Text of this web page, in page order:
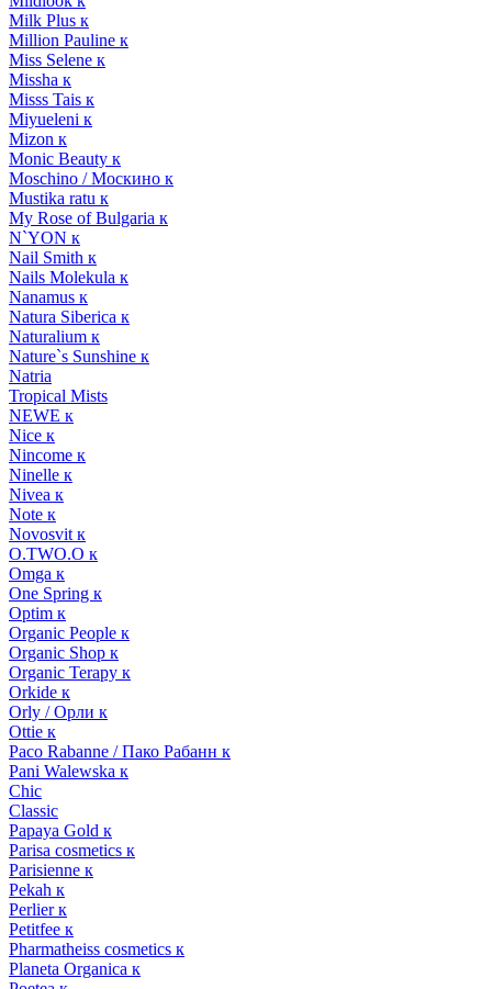
Milk Plus к
Million Pauline к
Miss Selene к
Missha к
Misss Tais к
Miyueleni к
Mizon к
Monic Beauty к
Moschino / Москино к
Mustika ratu к
My Rose of Bulgaria к
N`YON к
Nail Smith к
Nails Molekula к
Nanamus к
Natura Siberica к
Naturalium к
Nature`s Sunshine к
Natria
Tropical Mists
NEWE к
Nice к
Nincome к
Ninelle к
Nivea к
Note к
Novosvit к
O.TWO.O к
Omga к
One Spring к
Optim к
Organic People к
Organic Shop к
Organic Terapy к
Orkide к
Orly / Орли к
Ottie к
Paco Rabanne / Пако Рабанн к
Pani Walewska к
Chic
Classic
Papaya Gold к
Parisa cosmetics к
Parisienne к
Pekah к
Perlier к
Petitfee к
Pharmatheiss cosmetics к
Planeta Organica к